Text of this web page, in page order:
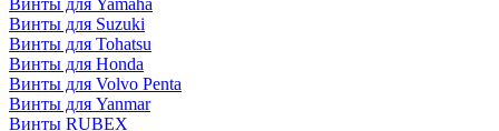
Винты для Yamaha
Винты для Suzuki
Винты для Tohatsu
Винты для Honda
Винты для Volvo Penta
Винты для Yanmar
Винты RUBEX